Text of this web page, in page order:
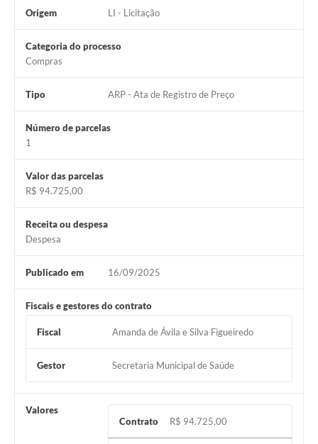
Listagem de Contribuintes Inscritos na Dívida Ativa do
Origem LI - Licitação
Categoria do processo
Compras
Tipo ARP - Ata de Registro de Preço
Número de parcelas
1
Valor das parcelas
R$ 94.725,00
Receita ou despesa
Despesa
Publicado em 16/09/2025
Fiscais e gestores do contrato
Fiscal Amanda de Ávila e Silva Figueiredo
Gestor Secretaria Municipal de Saúde
Valores
Contrato
R$ 94.725,00